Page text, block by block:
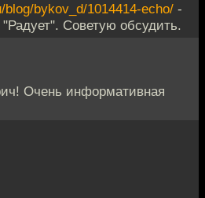
bykov_d/1014414-echo/ -
Советую обсудить.
Очень информативная